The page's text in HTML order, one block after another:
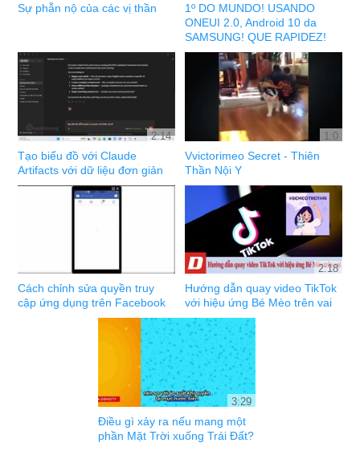
Sự phẫn nộ của các vị thần
1º DO MUNDO! USANDO
ONEUI 2.0, Android 10 da
SAMSUNG! QUE RAPIDEZ!
2:14
Tạo biểu đồ với Claude
Artifacts với dữ liệu đơn giản
1:0
Vvictorimeo Secret - Thiên
Thần Nội Y
Cách chỉnh sửa quyền truy
cập ứng dụng trên Facebook
2:18
Hướng dẫn quay video TikTok
với hiệu ứng Bé Mèo trên vai
3:29
Điều gì xảy ra nếu mang một
phần Mặt Trời xuống Trái Đất?